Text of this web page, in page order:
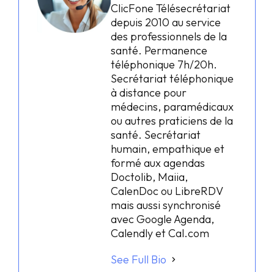
ClicFone Télésecrétariat
depuis 2010 au service
des professionnels de la
santé. Permanence
téléphonique 7h/20h.
Secrétariat téléphonique
à distance pour
médecins, paramédicaux
ou autres praticiens de la
santé. Secrétariat
humain, empathique et
formé aux agendas
Doctolib, Maiia,
CalenDoc ou LibreRDV
mais aussi synchronisé
avec Google Agenda,
Calendly et Cal.com
See Full Bio